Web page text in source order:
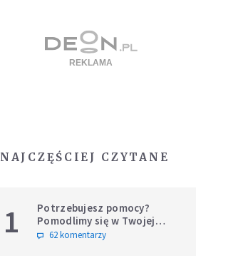
NAJCZĘŚCIEJ CZYTANE
1
Potrzebujesz pomocy?
Pomodlimy się w Twojej
intencji
62 komentarzy